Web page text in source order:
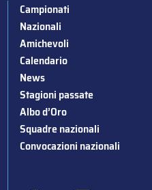
Campionati
Nazionali
Amichevoli
Calendario
News
Stagioni passate
Albo d’Oro
Squadre nazionali
Convocazioni nazionali